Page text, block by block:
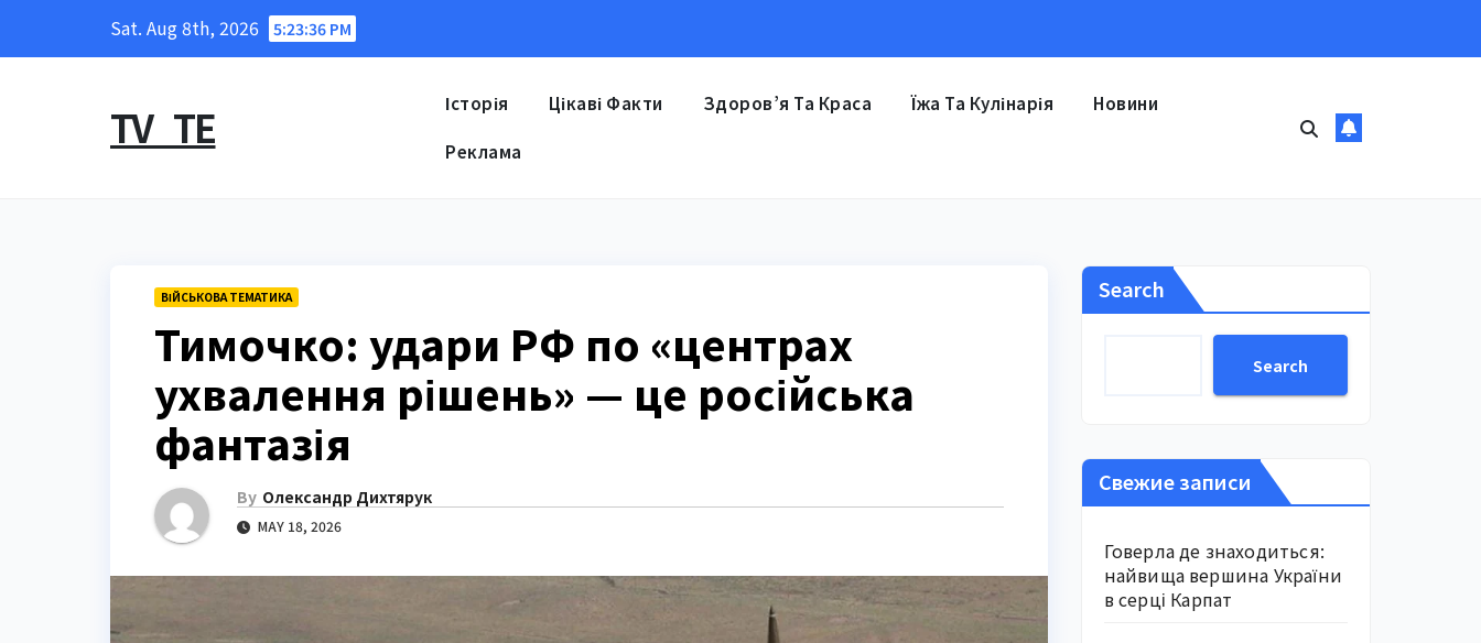
Sat. Aug 8th, 2026 5:23:38 PM
TV_TE Історія Цікаві Факти Здоров’я Та Краса Їжа Та Кулінарія Новини
Реклама
ВІЙСЬКОВА ТЕМАТИКА
Тимочко: удари РФ по «центрах
ухвалення рішень» — це російська
фантазія
By Олександр Дихтярук
MAY 18, 2026
Search
Search
Свежие записи
Говерла де знаходиться:
найвища вершина України
в серці Карпат